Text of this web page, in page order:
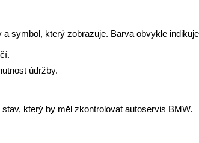
a symbol, který zobrazuje. Barva obvykle
údržby.
který by měl zkontrolovat autoservis BMW.